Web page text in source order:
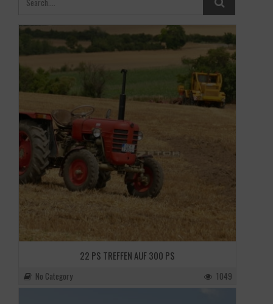
22 PS TREFFEN AUF 300 PS
No Category 1049